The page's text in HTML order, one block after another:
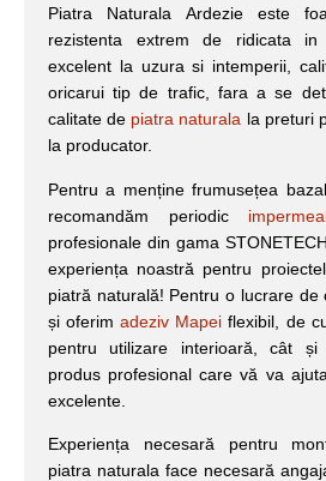
Piatra Naturala Ardezie este
rezistenta extrem de ridicata
excelent la uzura si intemperii,
oricarui tip de trafic, fara a se
calitate de piatra naturala la preturi
la producator.
Pentru a menține frumusețea
recomandăm periodic
profesionale din gama
experiența noastră pentru
piatră naturală! Pentru o lucrare de
și oferimadeziv Mapei flexibil, de
pentru utilizare interioară, cât
produs profesional care vă va
excelente.
Experiența necesară pentru
piatra naturala face necesară